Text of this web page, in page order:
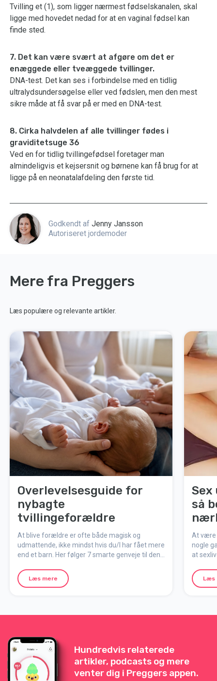
Tvilling et (1), som ligger nærmest fødselskanalen, skal
ligge med hovedet nedad for at en vaginal fødsel kan
finde sted.
7. Det kan være svært at afgøre om det er
enæggede eller tveæggede tvillinger.
DNA-test. Det kan ses i forbindelse med en tidlig
ultralydsundersøgelse eller ved fødslen, men den mest
sikre måde at få svar på er med en DNA-test.
8. Cirka halvdelen af alle tvillinger fødes i
graviditetsuge 36
Ved en for tidlig tvillingefødsel foretager man
almindeligvis et kejsersnit og børnene kan få brug for at
ligge på en neonatalafdeling den første tid.
Godkendt af Jenny Jansson
Autoriseret jordemoder
Mere fra Preggers
Læs populære og relevante artikler.
Overlevelsesguide for
nybagte
tvillingeforældre
At blive forældre er ofte både magisk og
udmattende, ikke mindst hvis du/I har fået mere
end et barn. Her følger 7 smarte genveje til den
jo altid takke os sidenhen!
Læs mere
så
At være
nogle
at
Læs
Hundredvis relaterede
artikler, podcasts og mere
venter dig i Preggers appen.